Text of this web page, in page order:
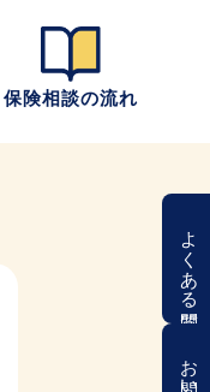
保険相談の流れ
よくある質問